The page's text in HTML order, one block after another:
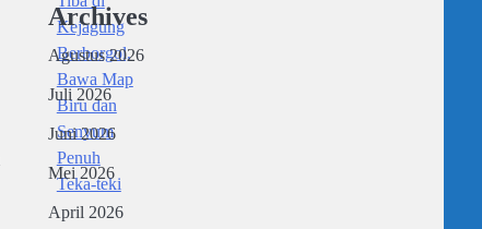
Archives
Agustus 2026
Juli 2026
Juni 2026
Mei 2026
April 2026